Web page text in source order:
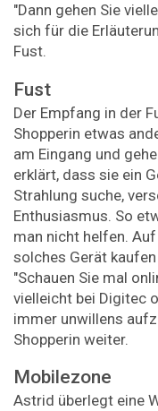
"Dann gehen Sie
sich für die
Fust.
Fust
Der Empfang in der
Shopperin etwas
am Eingang und
erklärt, dass sie ein
Strahlung suche,
Enthusiasmus. So
man nicht helfen.
solches Gerät
"Schauen Sie mal
vielleicht bei Digitec
immer unwillens
Shopperin weiter.
Mobilezone
Astrid überlegt eine